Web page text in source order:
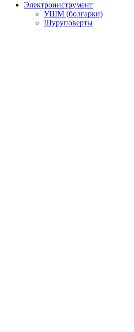
Электроинструмент
УШМ (болгарки)
Шуруповерты